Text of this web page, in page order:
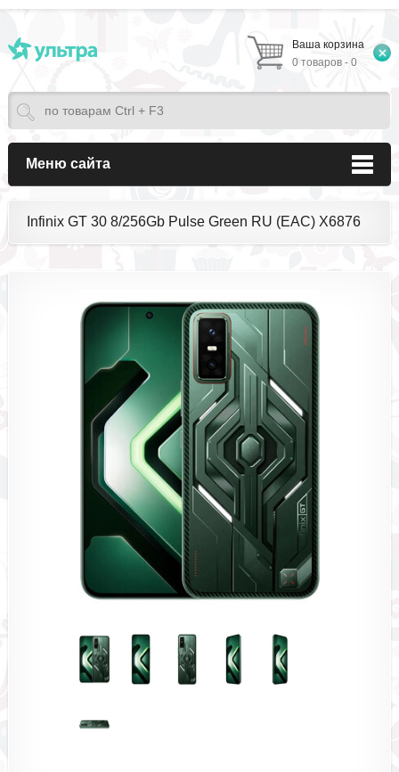
Ваша корзина
0 товаров - 0
Меню сайта
Infinix GT 30 8/256Gb Pulse Green RU (EAC) X6876